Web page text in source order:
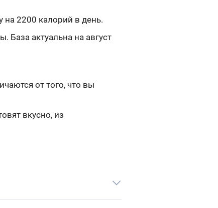
на 2200 калорий в день.
актуальна на август
от того, что вы
вкусно, из